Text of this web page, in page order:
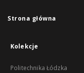
Strona główna
Kolekcje
Politechnika Łódzka